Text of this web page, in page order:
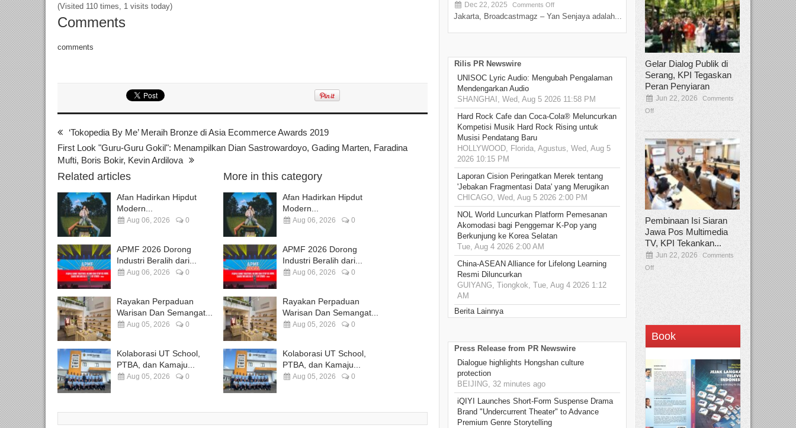
(Visited 110 times, 1 visits today)
Comments
comments
‘Tokopedia By Me’ Meraih Bronze di Asia Ecommerce Awards 2019
First Look "Guru-Guru Gokil": Menampilkan Dian Sastrowardoyo, Gading Marten, Faradina
Mufti, Boris Bokir, Kevin Ardilova
Related articles
Afan Hadirkan Hipdut
Modern...
Aug 06, 2026 0
APMF 2026 Dorong
Industri Beralih dari...
Aug 06, 2026 0
Rayakan Perpaduan
Warisan Dan Semangat...
Aug 05, 2026 0
Kolaborasi UT School,
PTBA, dan Kamaju...
Aug 05, 2026 0
More in this category
Afan Hadirkan Hipdut
Modern...
Aug 06, 2026 0
APMF 2026 Dorong
Industri Beralih dari...
Aug 06, 2026 0
Rayakan Perpaduan
Warisan Dan Semangat...
Aug 05, 2026 0
Kolaborasi UT School,
PTBA, dan Kamaju...
Aug 05, 2026 0
Dec 22, 2025 Comments Off
Jakarta, Broadcastmagz – Yan Senjaya adalah...
Sep 08, 2025 Comments Off
Bekasi, Broadcastmagz – Dalam upaya
talenta...
Rilis PR Newswire
UNISOC Lyric Audio: Mengubah Pengalaman
Mendengarkan Audio
SHANGHAI, Wed, Aug 5 2026 11:58 PM
Hard Rock Cafe dan Coca-Cola® Meluncurkan
Kompetisi Musik Hard Rock Rising untuk
Musisi Pendatang Baru
HOLLYWOOD, Florida, Agustus, Wed, Aug 5
2026 10:15 PM
Laporan Cision Peringatkan Merek tentang
'Jebakan Fragmentasi Data' yang Merugikan
CHICAGO, Wed, Aug 5 2026 2:00 PM
NOL World Luncurkan Platform Pemesanan
Akomodasi bagi Penggemar K-Pop yang
Berkunjung ke Korea Selatan
Tue, Aug 4 2026 2:00 AM
China-ASEAN Alliance for Lifelong Learning
Resmi Diluncurkan
GUIYANG, Tiongkok, Tue, Aug 4 2026 1:12
AM
Berita Lainnya
Press Release from PR Newswire
Dialogue highlights Hongshan culture
protection
BEIJING, 32 minutes ago
iQIYI Launches Short-Form Suspense Drama
Brand "Undercurrent Theater" to Advance
Premium Genre Storytelling
Gelar Dialog Publik di
Serang, KPI Tegaskan
Peran Penyiaran
Jun 22, 2026
Comments
Off
Pembinaan Isi Siaran
Jawa Pos Multimedia
TV, KPI Tekankan...
Jun 22, 2026
Comments
Off
Book